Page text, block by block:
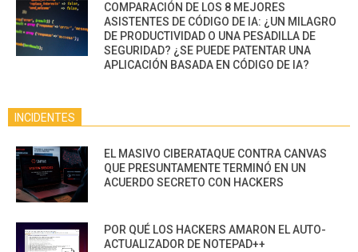
COMPARACIÓN DE LOS 8 MEJORES
ASISTENTES DE CÓDIGO DE IA: ¿UN MILAGRO
DE PRODUCTIVIDAD O UNA PESADILLA DE
SEGURIDAD? ¿SE PUEDE PATENTAR UNA
APLICACIÓN BASADA EN CÓDIGO DE IA?
INCIDENTES
EL MASIVO CIBERATAQUE CONTRA CANVAS
QUE PRESUNTAMENTE TERMINÓ EN UN
ACUERDO SECRETO CON HACKERS
POR QUÉ LOS HACKERS AMARON EL AUTO-
ACTUALIZADOR DE NOTEPAD++